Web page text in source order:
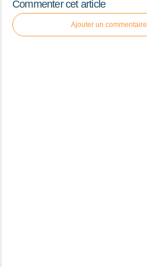
Commenter cet article
Ajouter un commentaire